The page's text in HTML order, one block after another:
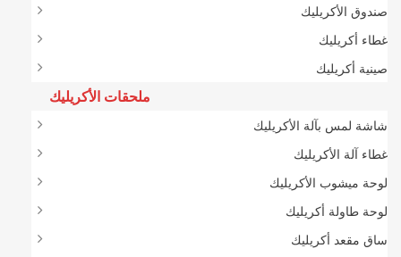
صندوق الأكريليك
غطاء أكريليك
صينية أكريليك
ملحقات الأكريليك
شاشة لمس بآلة الأكريليك
غطاء آلة الأكريليك
لوحة ميشوب الأكريليك
لوحة طاولة أكريليك
ساق مقعد أكريليك